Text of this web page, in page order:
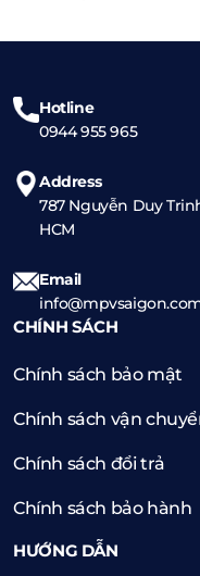
Hotline
0944 955 965
Address
787 Nguyễn Duy
HCM
Email
CHÍNH SÁCH
Chính sách bảo mật
Chính sách vận
Chính sách đổi trả
Chính sách bảo hành
HƯỚNG DẪN